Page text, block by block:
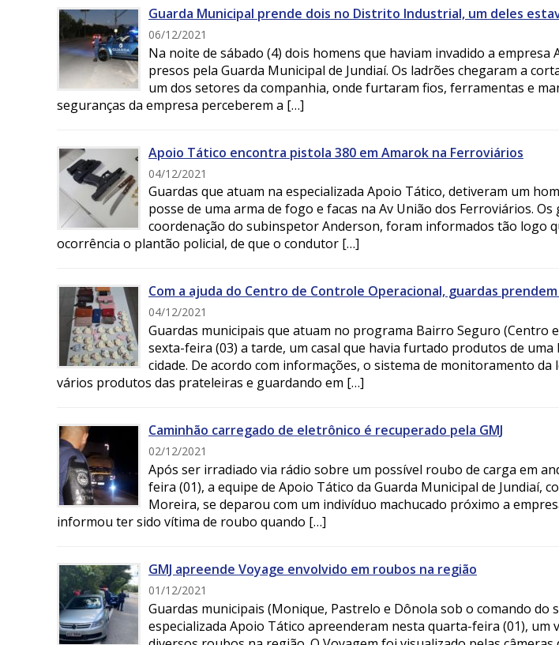
Guarda Municipal prende dois no Distrito Industrial, um deles
06/12/2021
Na noite de sábado (4) dois homens que haviam invadido a
presos pela Guarda Municipal de Jundiaí. Os ladrões chegaram a
um dos setores da companhia, onde furtaram fios, ferramentas e
seguranças da empresa perceberem a […]
Apoio Tático encontra pistola 380 em Amarok na Ferroviários
04/12/2021
Guardas que atuam na especializada Apoio Tático, detiveram um
posse de uma arma de fogo e facas na Av União dos Ferroviários.
coordenação do subinspetor Anderson, foram informados tão logo
ocorrência o plantão policial, de que o condutor […]
Com a ajuda do Centro de Controle Operacional, guardas
04/12/2021
Guardas municipais que atuam no programa Bairro Seguro (Centro
sexta-feira (03) a tarde, um casal que havia furtado produtos de
cidade. De acordo com informações, o sistema de monitoramento
vários produtos das prateleiras e guardando em […]
Caminhão carregado de eletrônico é recuperado pela GMJ
02/12/2021
Após ser irradiado via rádio sobre um possível roubo de carga em
feira (01), a equipe de Apoio Tático da Guarda Municipal de Jundiaí,
Moreira, se deparou com um indivíduo machucado próximo a
informou ter sido vítima de roubo quando […]
GMJ apreende Voyage envolvido em roubos na região
01/12/2021
Guardas municipais (Monique, Pastrelo e Dônola sob o comando do
especializada Apoio Tático apreenderam nesta quarta-feira (01), um